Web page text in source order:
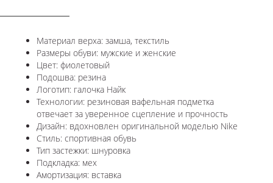
Материал верха: замша, текстиль
Размеры обуви: мужские и женские
Цвет: фиолетовый
Подошва: резина
Логотип: галочка Найк
Технологии: резиновая вафельная подметка
отвечает за уверенное сцепление и прочность
Дизайн: вдохновлен оригинальной моделью Nike
Стиль: спортивная обувь
Тип застежки: шнуровка
Подкладка: мех
Амортизация: вставка